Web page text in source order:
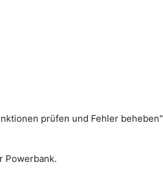
prüfen und Fehler beheben"
Powerbank.